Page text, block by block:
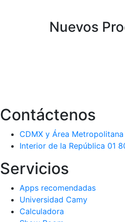
Nuevos
Contáctenos
CDMX y Área
Interior de la República 01
Servicios
Apps recomendadas
Universidad Camy
Calculadora